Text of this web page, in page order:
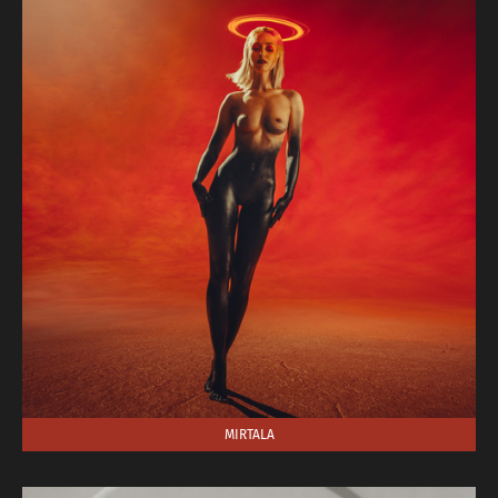
MIRTALA